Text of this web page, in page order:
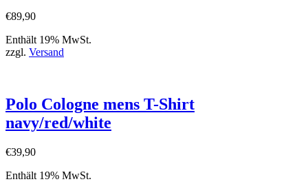
€89,90
Enthält 19% MwSt.
zzgl. Versand
Polo Cologne mens T-Shirt
navy/red/white
€39,90
Enthält 19% MwSt.